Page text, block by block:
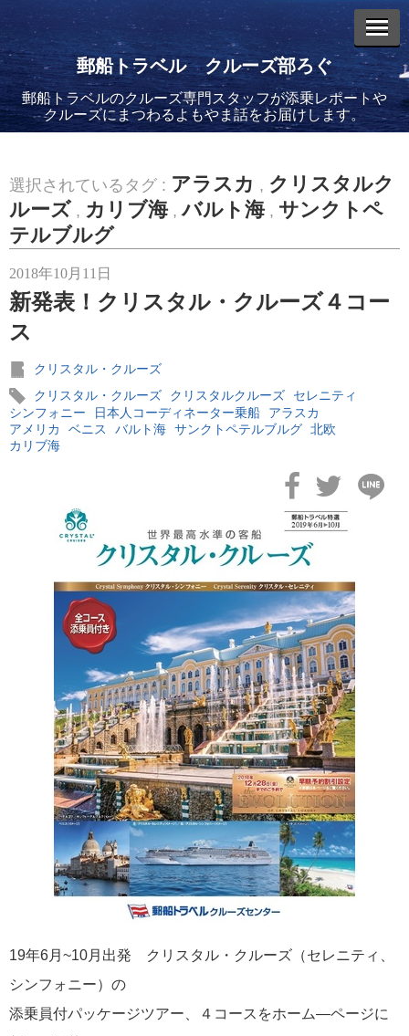
郵船トラベル クルーズ部ろぐ
郵船トラベルのクルーズ専門スタッフが添乗レポートや
クルーズにまつわるよもやま話をお届けします。
選択されているタグ : アラスカ , クリスタルク
ルーズ , カリブ海,バルト海, サンクトペ
テルブルグ
2018年10月11日
新発表！クリスタル・クルーズ４コー
ス
クリスタル・クルーズ
クリスタル・クルーズ
クリスタルクルーズ
セレニティ
シンフォニー
日本人コーディネーター乗船
アラスカ
アメリカ
ベニス バルト海 サンクトペテルブルグ 北欧
カリブ海
19年6月~10月出発 クリスタル・クルーズ（セレニティ、
シンフォニー）の
添乗員付パッケージツアー、４コースをホーム―ページに
エントリーリスト
2026年08月06日
バイキング・エデンに乗船してきました！(2)
2026年08月05日
バイキング・エデンに乗船してきました！(1)
2026年02月19日
飛鳥II アジアグランドクルーズおかえりなさい！
2026年02月16日
飛鳥II 2027年オセアニアグランドクルーズ発表！
2026年02月04日
飛鳥II 小山薫堂×飛鳥II～洋上の大人の文化祭～本日発売です
2026年01月30日
飛鳥II シンガポール寄港中です！